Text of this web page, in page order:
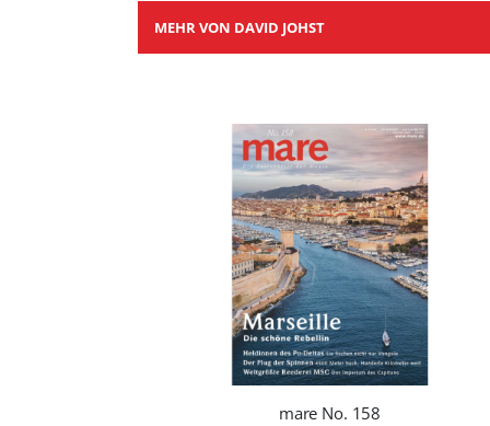
MEHR VON DAVID JOHST
mare No. 158